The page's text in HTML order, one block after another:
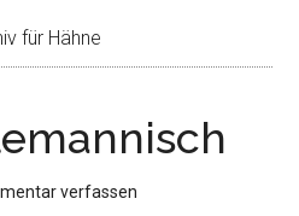
für Hähne
verfassen